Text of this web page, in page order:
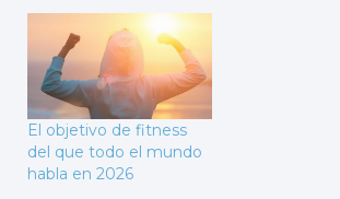
El objetivo de fitness
del que todo el mundo
habla en 2026